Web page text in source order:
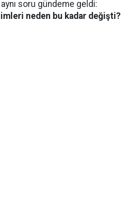
soru gündeme geldi:
neden bu kadar değişti?